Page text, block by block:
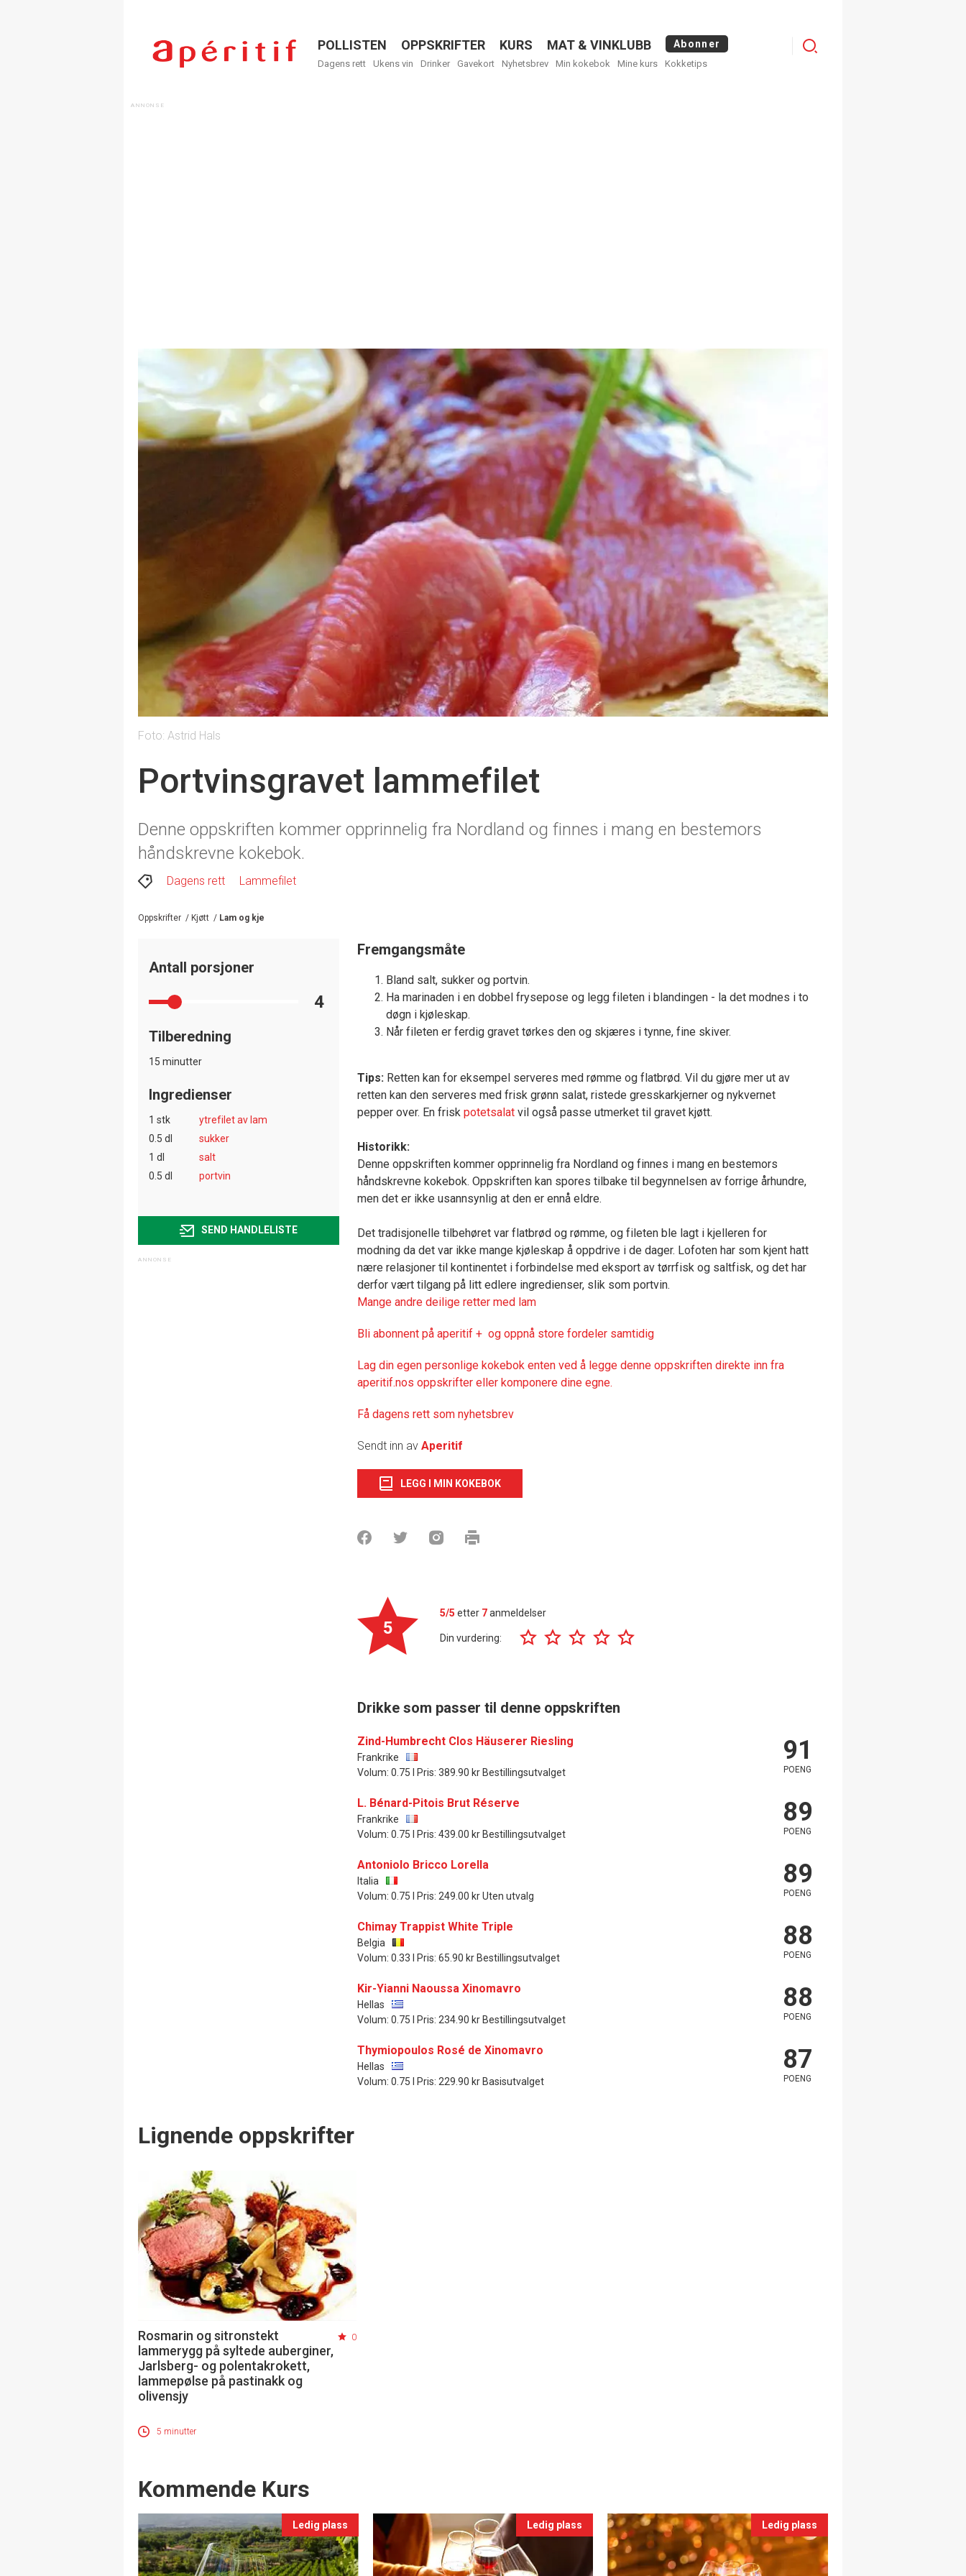
Menu
POLLISTEN OPPSKRIFTER KURS MAT & VINKLUBB Abonner
Dagens rett Ukens vin Drinker Gavekort Nyhetsbrev Min kokebok Mine kurs Kokketips
Logg
Foto: Astrid Hals
Portvinsgravet lammefilet
Denne oppskriften kommer opprinnelig fra Nordland og finnes i mang en bestemors
håndskrevne kokebok.
Dagens rett Lammefilet
Oppskrifter / Kjøtt / Lam og kje
Antall porsjoner
4
Tilberedning
15 minutter
Ingredienser
1 stk
ytrefilet av lam
0.5 dl
sukker
1 dl
salt
0.5 dl
portvin
SEND HANDLELISTE
Fremgangsmåte
Bland salt, sukker og portvin.
Ha marinaden i en dobbel frysepose og legg fileten i blandingen - la det modnes i to
døgn i kjøleskap.
Når fileten er ferdig gravet tørkes den og skjæres i tynne, fine skiver.
Tips: Retten kan for eksempel serveres med rømme og flatbrød. Vil du gjøre mer ut av
retten kan den serveres med frisk grønn salat, ristede gresskarkjerner og nykvernet
pepper over. En frisk potetsalat vil også passe utmerket til gravet kjøtt.
Historikk:
Denne oppskriften kommer opprinnelig fra Nordland og finnes i mang en bestemors
håndskrevne kokebok. Oppskriften kan spores tilbake til begynnelsen av forrige århundre,
men det er ikke usannsynlig at den er ennå eldre.
Det tradisjonelle tilbehøret var flatbrød og rømme, og fileten ble lagt i kjelleren for
modning da det var ikke mange kjøleskap å oppdrive i de dager. Lofoten har som kjent hatt
nære relasjoner til kontinentet i forbindelse med eksport av tørrfisk og saltfisk, og det har
derfor vært tilgang på litt edlere ingredienser, slik som portvin.
Mange andre deilige retter med lam
Bli abonnent på aperitif + og oppnå store fordeler samtidig
Lag din egen personlige kokebok enten ved å legge denne oppskriften direkte inn fra
aperitif.nos oppskrifter eller komponere dine egne.
Få dagens rett som nyhetsbrev
Sendt inn av Aperitif
LEGG I MIN KOKEBOK
5
5/5 etter 7anmeldelser
Din vurdering:
Drikke som passer til denne oppskriften
Zind-Humbrecht Clos Häuserer Riesling
Frankrike
Volum: 0.75 l Pris: 389.90 kr Bestillingsutvalget
91
POENG
L. Bénard-Pitois Brut Réserve
Frankrike
Volum: 0.75 l Pris: 439.00 kr Bestillingsutvalget
89
POENG
Antoniolo Bricco Lorella
Italia
Volum: 0.75 l Pris: 249.00 kr Uten utvalg
89
POENG
Chimay Trappist White Triple
Belgia
Volum: 0.33 l Pris: 65.90 kr Bestillingsutvalget
88
POENG
Kir-Yianni Naoussa Xinomavro
Hellas
Volum: 0.75 l Pris: 234.90 kr Bestillingsutvalget
88
POENG
Thymiopoulos Rosé de Xinomavro
Hellas
Volum: 0.75 l Pris: 229.90 kr Basisutvalget
87
POENG
Lignende oppskrifter
Rosmarin og sitronstekt
lammerygg på syltede auberginer,
Jarlsberg- og polentakrokett,
lammepølse på pastinakk og
olivensjy
0
5 minutter
Events
Kommende Kurs
Ledig plass Ledig plass Ledig plass